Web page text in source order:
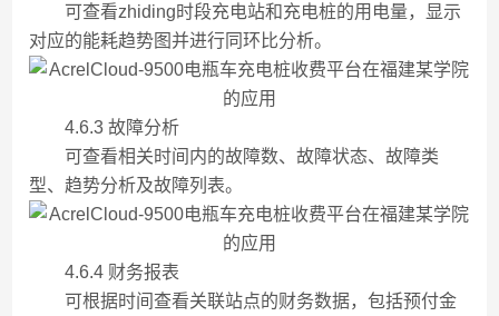
可查看zhiding时段充电站和充电桩的用电量，显示
对应的能耗趋势图并进行同环比分析。
4.6.3 故障分析
可查看相关时间内的故障数、故障状态、故障类
型、趋势分析及故障列表。
4.6.4 财务报表
可根据时间查看关联站点的财务数据，包括预付金